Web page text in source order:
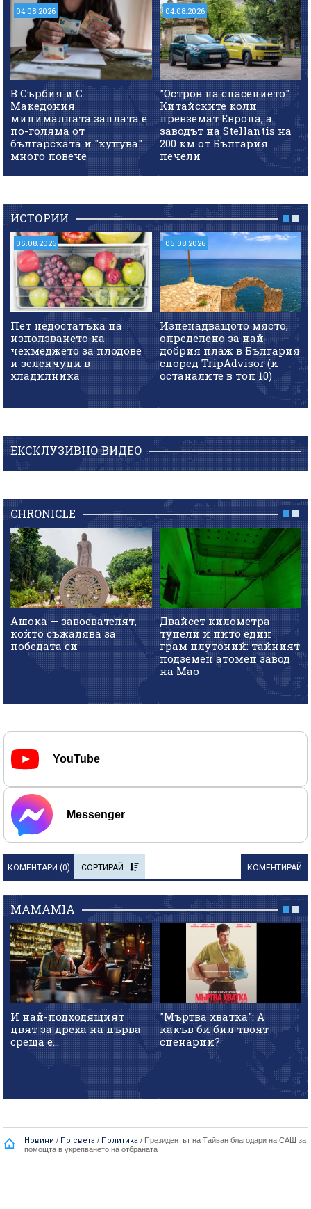
04.08.2026
В Сърбия и С.
Македония
минималната заплата е
по-голяма от
българската и "купува"
много повече
04.08.2026
"Остров на спасението":
Китайските коли
превземат Европа, а
заводът на Stellantis на
200 км от България
печели
ИСТОРИИ
05.08.2026
Пет недостатъка на
използването на
чекмеджето за плодове
и зеленчуци в
хладилника
05.08.2026
Изненадващото място,
определено за най-
добрия плаж в България
според TripAdvisor (и
останалите в топ 10)
ЕКСКЛУЗИВНО ВИДЕО
CHRONICLE
Ашока — завоевателят,
който съжалява за
победата си
Двайсет километра
тунели и нито един
грам плутоний: тайният
подземен атомен завод
на Мао
YouTube
Messenger
КОМЕНТАРИ (0) СОРТИРАЙ КОМЕНТИРАЙ
MAMAMIA
И най-подходящият
цвят за дреха на първа
среща е...
"Мъртва хватка": А
какъв би бил твоят
сценарии?
Новини / По света / Политика / Президентът на Тайван благодари на САЩ за
помощта в укрепването на отбраната